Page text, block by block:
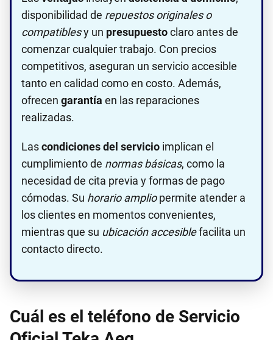
disponibilidad de repuestos originales o
compatiblesy un presupuestoclaro antes de
comenzar cualquier trabajo. Con precios
competitivos, aseguran un servicio accesible
tanto en calidad como en costo. Además,
ofrecen garantía en las reparaciones
realizadas.
Lascondiciones del servicio implican el
cumplimiento de normas básicas, como la
necesidad de cita previa y formas de pago
cómodas. Su horario ampliopermite atender a
los clientes en momentos convenientes,
mientras que su ubicación accesiblefacilita un
contacto directo.
Cuál es el teléfono de Servicio